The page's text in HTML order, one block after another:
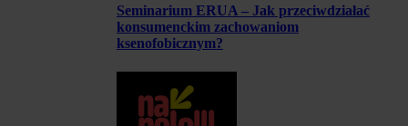
Seminarium ERUA – Jak przeciwdziałać
konsumenckim zachowaniom
ksenofobicznym?